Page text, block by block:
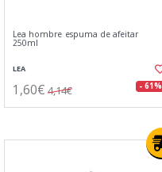
Lea hombre espuma de afeitar
250ml
LEA
1,60€ 4,14€ - 61%